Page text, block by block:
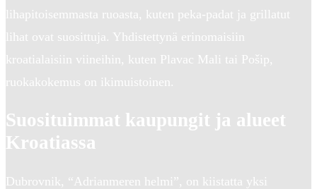
lihapitoisemmasta ruoasta, kuten peka-padat ja grillatut
lihat ovat suosittuja. Yhdistettynä erinomaisiin
kroatialaisiin viineihin, kuten Plavac Mali tai Pošip,
ruokakokemus on ikimuistoinen.
Suosituimmat kaupungit ja alueet
Kroatiassa
Dubrovnik, “Adrianmeren helmi”, on kiistatta yksi